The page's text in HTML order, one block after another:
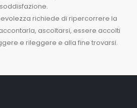
soddisfazione.
richiede di ripercorrere la
ascoltarsi, essere accolti
e rileggere e alla fine trovarsi.